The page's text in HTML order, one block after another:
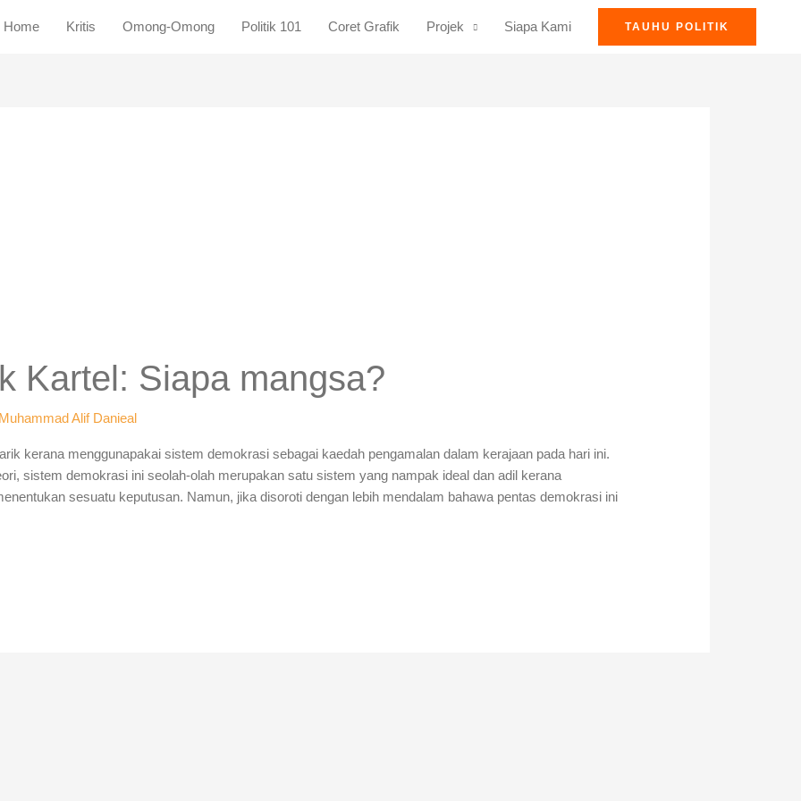
Home Kritis Omong-Omong Politik 101 Coret Grafik Projek Siapa Kami TAUHU POLITIK
Kartel: Siapa mangsa?
Muhammad Alif Danieal
kerana menggunapakai sistem demokrasi sebagai kaedah pengamalan dalam kerajaan pada hari ini.
sistem demokrasi ini seolah-olah merupakan satu sistem yang nampak ideal dan adil kerana
sesuatu keputusan. Namun, jika disoroti dengan lebih mendalam bahawa pentas demokrasi ini